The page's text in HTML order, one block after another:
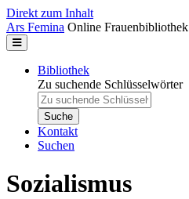
Direkt zum Inhalt
Ars Femina Online Frauenbibliothek
Bibliothek
Zu suchende Schlüsselwörter
Kontakt
Suchen
Sozialismus